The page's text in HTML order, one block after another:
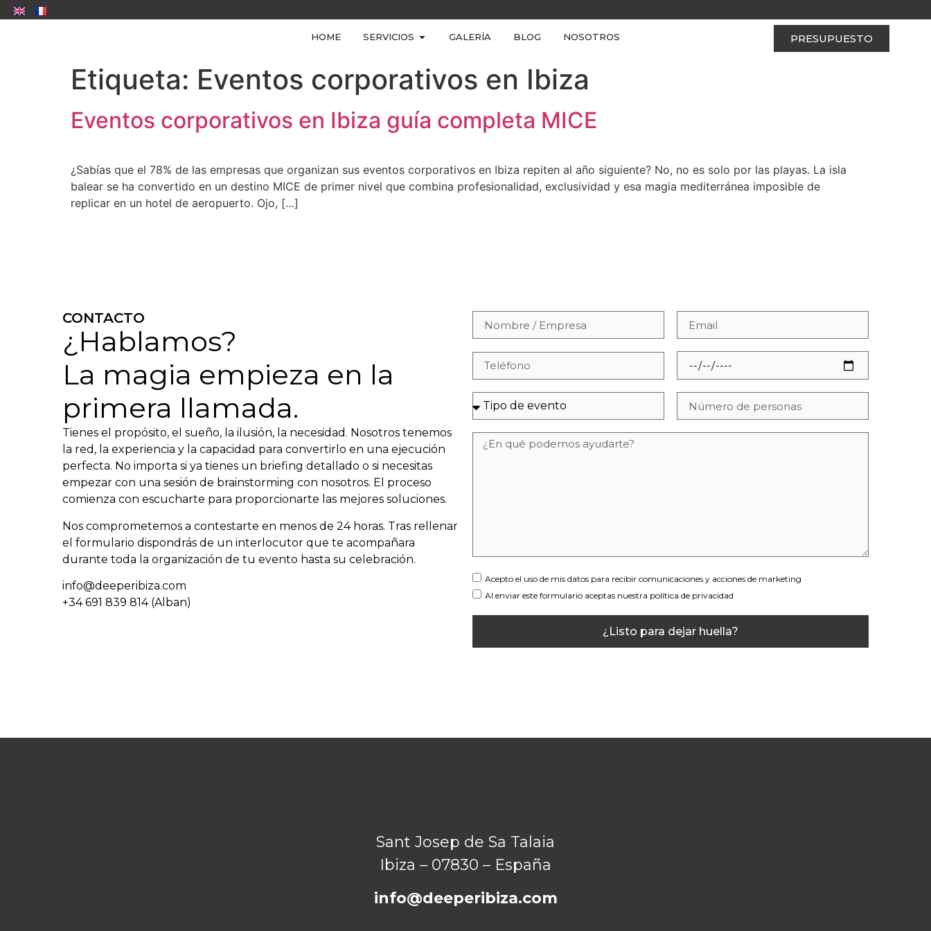
HOME SERVICIOS GALERÍA BLOG NOSOTROS PRESUPUESTO
Etiqueta: Eventos corporativos en Ibiza
Eventos corporativos en Ibiza guía completa MICE
¿Sabías que el 78% de las empresas que organizan sus eventos corporativos en Ibiza repiten al año siguiente? No, no es solo por las playas. La isla
balear se ha convertido en un destino MICE de primer nivel que combina profesionalidad, exclusividad y esa magia mediterránea imposible de
replicar en un hotel de aeropuerto. Ojo, […]
CONTACTO
¿Hablamos?
La magia empieza en la
primera llamada.
Tienes el propósito, el sueño, la ilusión, la necesidad. Nosotros tenemos
la red, la experiencia y la capacidad para convertirlo en una ejecución
perfecta. No importa si ya tienes un briefing detallado o si necesitas
empezar con una sesión de brainstorming con nosotros. El proceso
comienza con escucharte para proporcionarte las mejores soluciones.
Nos comprometemos a contestarte en menos de 24 horas. Tras rellenar
el formulario dispondrás de un interlocutor que te acompañara
durante toda la organización de tu evento hasta su celebración.
info@deeperibiza.com
+34 691 839 814 (Alban)
Acepto el uso de mis datos para recibir comunicaciones y acciones de marketing
Al enviar este formulario aceptas nuestra política de privacidad
¿Listo para dejar huella?
Sant Josep de Sa Talaia
Ibiza – 07830 – España
info@deeperibiza.com